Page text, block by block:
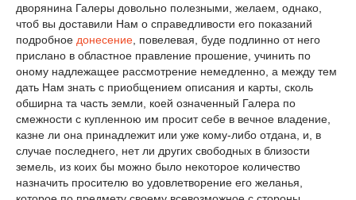
дворянина Галеры довольно полезными, желаем, однако,
чтоб вы доставили Нам о справедливости его показаний
подробное донесение , повелевая, буде подлинно от него
прислано в областное правление прошение, учинить по
оному надлежащее рассмотрение немедленно, а между тем
дать Нам знать с приобщением описания и карты, сколь
обширна та часть земли, коей означенный Галера по
смежности с купленною им просит себе в вечное владение,
казне ли она принадлежит или уже кому-либо отдана, и, в
случае последнего, нет ли других свободных в близости
земель, из коих бы можно было некоторое количество
назначить просителю во удовлетворение его желанья,